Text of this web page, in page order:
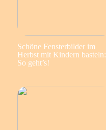
Schöne Fensterbilder im
Herbst mit Kindern basteln:
So geht’s!